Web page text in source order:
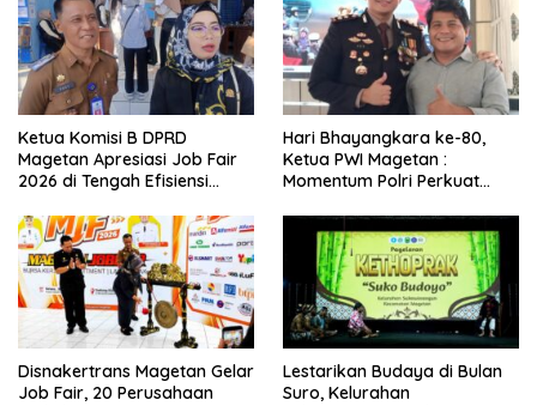
Ketua Komisi B DPRD
Magetan Apresiasi Job Fair
2026 di Tengah Efisiensi
Hari Bhayangkara ke-80,
Ketua PWI Magetan :
Momentum Polri Perkuat
Disnakertrans Magetan Gelar
Job Fair, 20 Perusahaan
Lestarikan Budaya di Bulan
Suro, Kelurahan